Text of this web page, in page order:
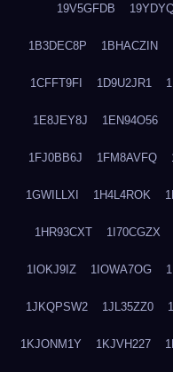
19V5GFDB
1B3DEC8P 1BHACZIN
1CFFT9FI 1D9U2JR1
1E8JEY8J 1EN94O56
1FJ0BB6J 1FM8AVFQ
1GWILLXI 1H4L4ROK
1HR93CXT 1I70CGZX
1IOKJ9IZ 1IOWA7OG
1JKQPSW2 1JL35ZZ0
1KJONM1Y 1KJVH227